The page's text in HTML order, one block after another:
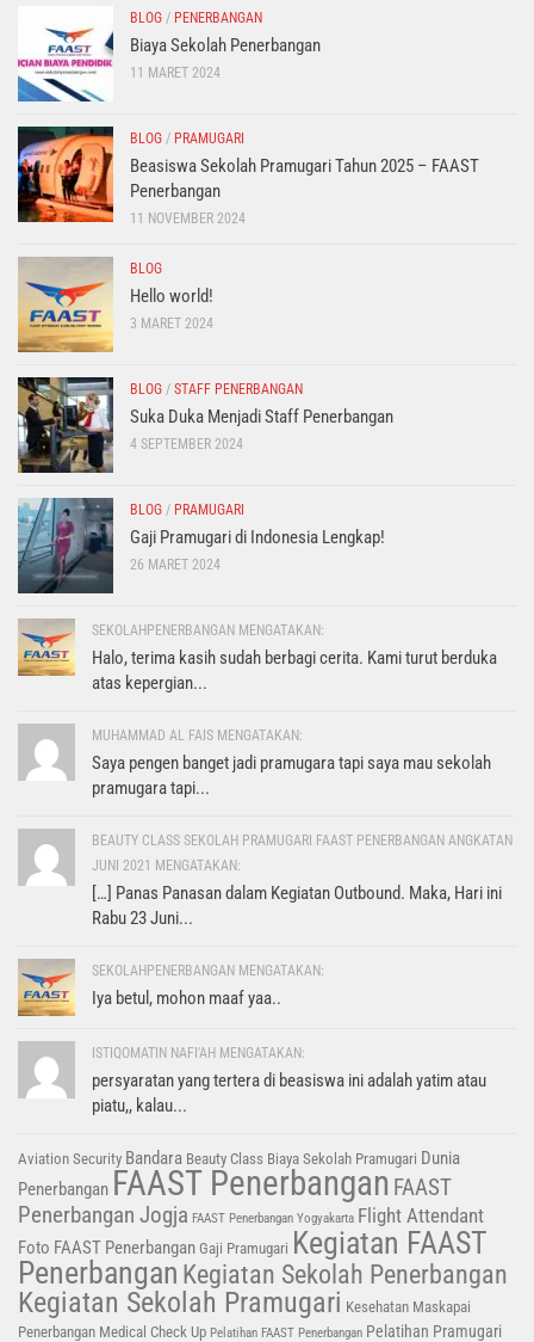
BLOG / PENERBANGAN
Biaya Sekolah Penerbangan
11 MARET 2024
BLOG / PRAMUGARI
Beasiswa Sekolah Pramugari Tahun 2025 – FAAST
Penerbangan
11 NOVEMBER 2024
BLOG
Hello world!
3 MARET 2024
BLOG / STAFF PENERBANGAN
Suka Duka Menjadi Staff Penerbangan
4 SEPTEMBER 2024
BLOG / PRAMUGARI
Gaji Pramugari di Indonesia Lengkap!
26 MARET 2024
SEKOLAHPENERBANGAN MENGATAKAN:
Halo, terima kasih sudah berbagi cerita. Kami turut berduka
atas kepergian...
MUHAMMAD AL FAIS MENGATAKAN:
Saya pengen banget jadi pramugara tapi saya mau sekolah
pramugara tapi...
BEAUTY CLASS SEKOLAH PRAMUGARI FAAST PENERBANGAN ANGKATAN
JUNI 2021 MENGATAKAN:
[…] Panas Panasan dalam Kegiatan Outbound. Maka, Hari ini
Rabu 23 Juni...
SEKOLAHPENERBANGAN MENGATAKAN:
Iya betul, mohon maaf yaa..
ISTIQOMATIN NAFI'AH MENGATAKAN:
persyaratan yang tertera di beasiswa ini adalah yatim atau
piatu,, kalau...
Aviation Security Bandara Beauty Class Biaya Sekolah Pramugari Dunia
Penerbangan FAAST Penerbangan FAAST
Penerbangan Jogja FAAST Penerbangan Yogyakarta Flight Attendant
Foto FAAST Penerbangan Gaji Pramugari Kegiatan FAAST
Penerbangan Kegiatan Sekolah Penerbangan
Kegiatan Sekolah Pramugari Kesehatan Maskapai
Penerbangan Medical Check Up Pelatihan FAAST Penerbangan Pelatihan Pramugari